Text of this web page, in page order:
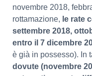
novembre 2018,
rottamazione, le rate
settembre 2018,
entro il 7 dicembre
è già in possesso). In
dovute (novembre